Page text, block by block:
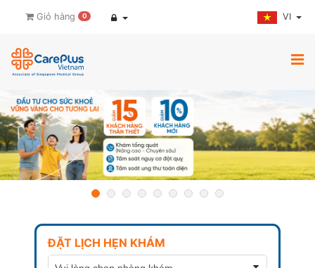
Giỏ hàng 0 VI
ĐẶT LỊCH HẸN KHÁM